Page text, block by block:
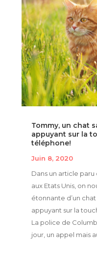
Tommy, un chat
appuyant sur la
téléphone!
Juin 8, 2020
Dans un article paru
aux Etats Unis, on
étonnante d’un
appuyant sur la
La police de
jour, un appel mais